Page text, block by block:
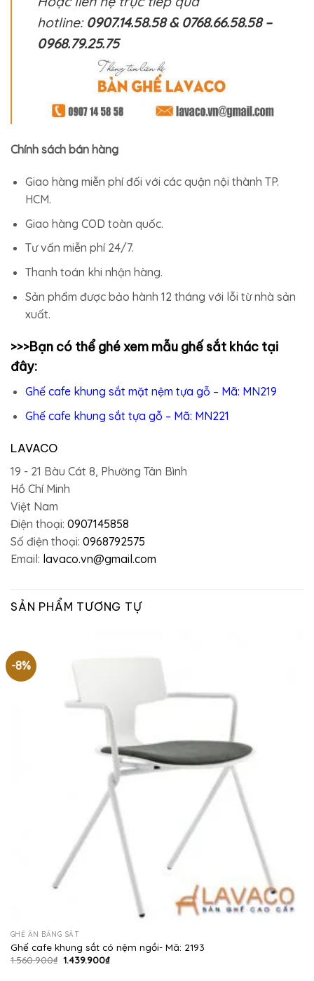
hotline: 0907.14.58.58 & 0768.66.58.58 –
0968.79.25.75
Chính sách bán hàng
Giao hàng miễn phí đối với các quận nội thành TP.
HCM.
Giao hàng COD toàn quốc.
Tư vấn miễn phí 24/7.
Thanh toán khi nhận hàng.
Sản phẩm được bảo hành 12 tháng với lỗi từ nhà sản
xuất.
>>>Bạn có thể ghé xem mẫu ghế sắt khác tại
đây:
Ghế cafe khung sắt mặt nệm tựa gỗ – Mã: MN219
Ghế cafe khung sắt tựa gỗ – Mã: MN221
LAVACO
19 - 21 Bàu Cát 8, Phường Tân Bình
Hồ Chí Minh
Việt Nam
Điện thoại: 0907145858
Số điện thoại: 0968792575
Email: lavaco.vn@gmail.com
SẢN PHẨM TƯƠNG TỰ
-8%
GHẾ ĂN BẰNG SẮT
Ghế cafe khung sắt có nệm ngồi- Mã: 2193
1.560.900₫ Giá
1.439.900₫Giá